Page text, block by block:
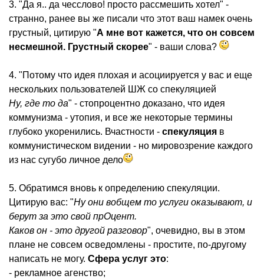
3. "Да я.. да чесслово! просто рассмешить хотел" -
странно, ранее вы же писали что этот ваш намек очень
грустный, цитирую "А мне вот кажется, что он совсем
несмешной. Грустный скорее" - ваши слова?
4. "Потому что идея плохая и асоциируется у вас и еще
нескольких пользователей ШЖ со спекуляцией
Ну, где то да" - стопроцентно доказано, что идея
коммунизма - утопия, и все же некоторые термины
глубоко укоренились. Вчастности - спекуляция в
коммунистическом видении - но мировозрение каждого
из нас сугубо личное дело
5. Обратимся вновь к определению спекуляции.
Цитирую вас: "Ну они вобщем то услуги оказывают, и
берут за это свой прОцент.
Каков он - это другой разговор", очевидно, вы в этом
плане не совсем осведомлены - простите, по-другому
написать не могу. Сфера услуг это:
- рекламное агенство;